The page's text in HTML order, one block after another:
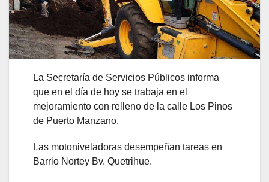
La Secretaría de Servicios Públicos informa
que en el día de hoy se trabaja en el
mejoramiento con relleno de la calle Los Pinos
de Puerto Manzano.
Las motoniveladoras desempeñan tareas en
Barrio Nortey Bv. Quetrihue.